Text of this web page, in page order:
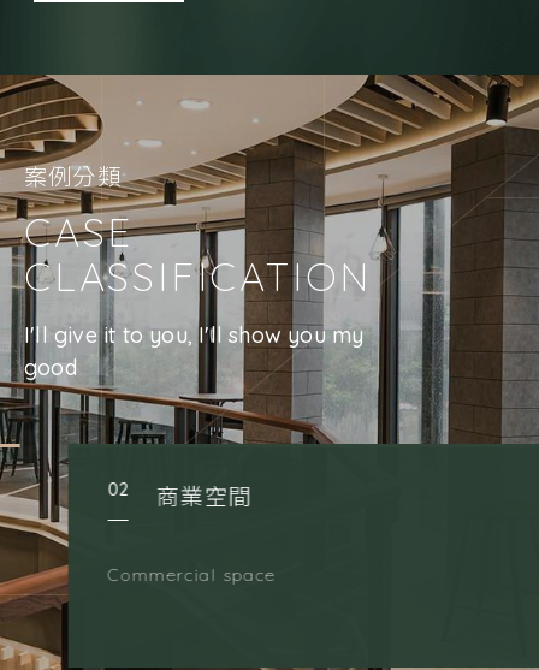
案例分類
CASE
CLASSIFICATION
I'll give it to you, I'll show you my
good
商業空間
Commercial space